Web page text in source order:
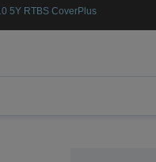
5Y RTBS CoverPlus